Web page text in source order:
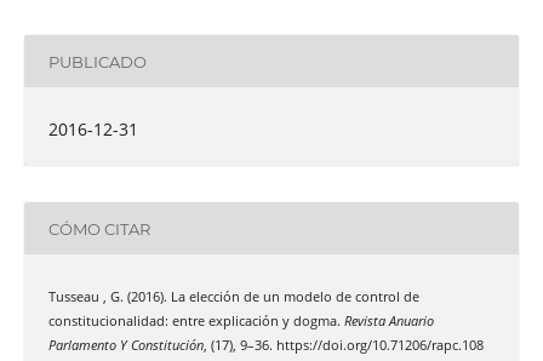
PUBLICADO
2016-12-31
CÓMO CITAR
Tusseau , G. (2016). La elección de un modelo de control de
constitucionalidad: entre explicación y dogma. Revista Anuario
Parlamento Y Constitución, (17), 9–36. https://doi.org/10.71206/rapc.108